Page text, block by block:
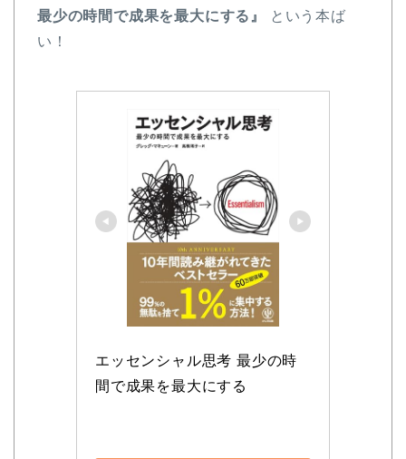
最少の時間で成果を最大にする』
という本ば
い！
エッセンシャル思考 最少の時
間で成果を最大にする